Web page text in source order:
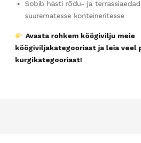
Sobib hästi rõdu- ja
suurematesse konteineritesse
Avasta rohkem köögivilju meie
köögiviljakategooriast ja leia veel
kurgikategooriast!